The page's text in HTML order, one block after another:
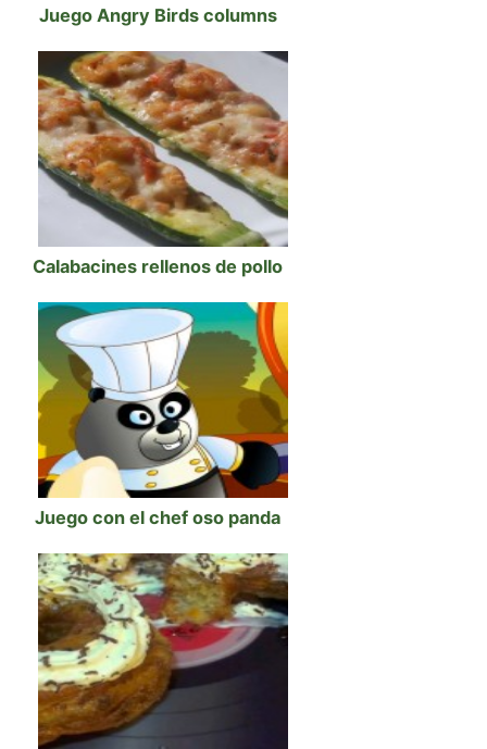
Juego Angry Birds columns
Calabacines rellenos de pollo
Juego con el chef oso panda